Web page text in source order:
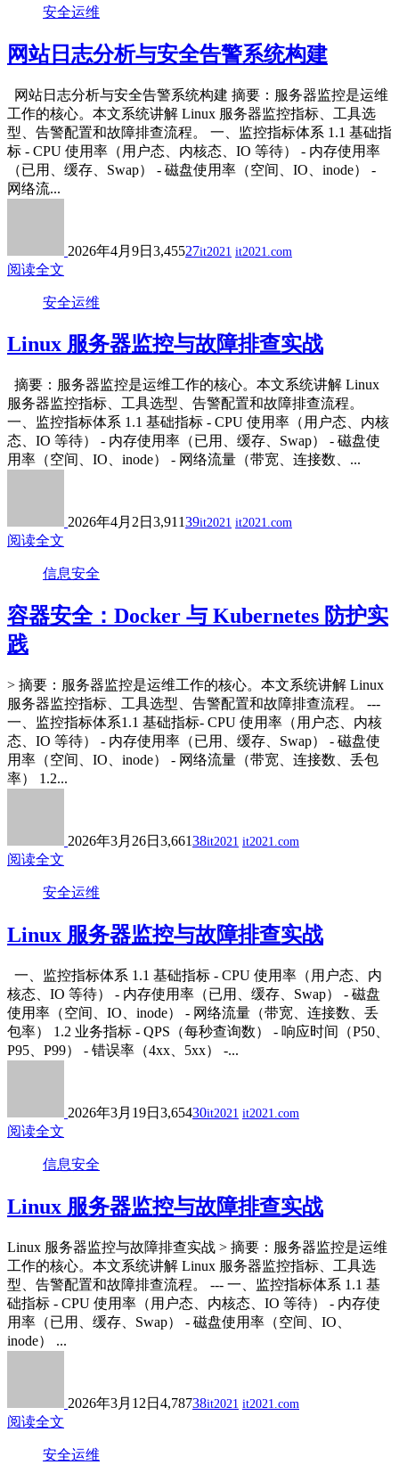
安全运维
网站日志分析与安全告警系统构建
网站日志分析与安全告警系统构建 摘要：服务器监控是运维
工作的核心。本文系统讲解 Linux 服务器监控指标、工具选
型、告警配置和故障排查流程。 一、监控指标体系 1.1 基础指
标 - CPU 使用率（用户态、内核态、IO 等待） - 内存使用率
（已用、缓存、Swap） - 磁盘使用率（空间、IO、inode） -
网络流...
2026年4月9日 3,45527it2021 it2021.com
阅读全文
安全运维
Linux 服务器监控与故障排查实战
摘要：服务器监控是运维工作的核心。本文系统讲解 Linux
服务器监控指标、工具选型、告警配置和故障排查流程。
一、监控指标体系 1.1 基础指标 - CPU 使用率（用户态、内核
态、IO 等待） - 内存使用率（已用、缓存、Swap） - 磁盘使
用率（空间、IO、inode） - 网络流量（带宽、连接数、...
2026年4月2日 3,91139it2021 it2021.com
阅读全文
信息安全
容器安全：Docker 与 Kubernetes 防护实
践
> 摘要：服务器监控是运维工作的核心。本文系统讲解 Linux
服务器监控指标、工具选型、告警配置和故障排查流程。 ---
一、监控指标体系1.1 基础指标- CPU 使用率（用户态、内核
态、IO 等待） - 内存使用率（已用、缓存、Swap） - 磁盘使
用率（空间、IO、inode） - 网络流量（带宽、连接数、丢包
率） 1.2...
2026年3月26日 3,66138it2021 it2021.com
阅读全文
安全运维
Linux 服务器监控与故障排查实战
一、监控指标体系 1.1 基础指标 - CPU 使用率（用户态、内
核态、IO 等待） - 内存使用率（已用、缓存、Swap） - 磁盘
使用率（空间、IO、inode） - 网络流量（带宽、连接数、丢
包率） 1.2 业务指标 - QPS（每秒查询数） - 响应时间（P50、
P95、P99） - 错误率（4xx、5xx） -...
2026年3月19日 3,65430it2021 it2021.com
阅读全文
信息安全
Linux 服务器监控与故障排查实战
Linux 服务器监控与故障排查实战 > 摘要：服务器监控是运维
工作的核心。本文系统讲解 Linux 服务器监控指标、工具选
型、告警配置和故障排查流程。 --- 一、监控指标体系 1.1 基
础指标 - CPU 使用率（用户态、内核态、IO 等待） - 内存使
用率（已用、缓存、Swap） - 磁盘使用率（空间、IO、
inode） ...
2026年3月12日 4,78738it2021 it2021.com
阅读全文
安全运维